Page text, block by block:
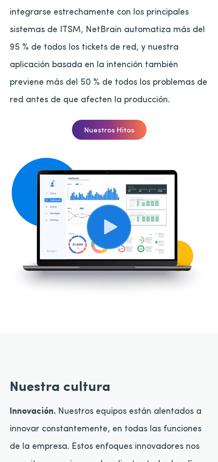
integrarse estrechamente con los principales
sistemas de ITSM, NetBrain automatiza más del
95 % de todos los tickets de red, y nuestra
aplicación basada en la intención también
previene más del 50 % de todos los problemas de
red antes de que afecten la producción.
Nuestros Hitos
Nuestra cultura
Innovación. Nuestros equipos están alentados a
innovar constantemente, en todas las funciones
de la empresa. Estos enfoques innovadores nos